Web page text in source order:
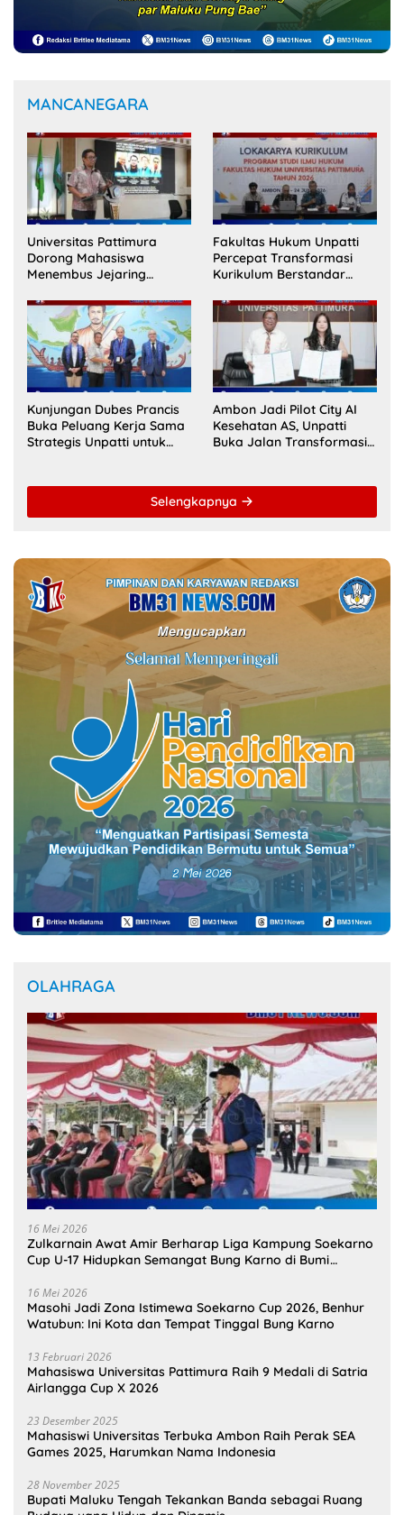
MANCANEGARA
Universitas Pattimura
Dorong Mahasiswa
Menembus Jejaring
Kolaborasi Diaspora
Indonesia
Fakultas Hukum Unpatti
Percepat Transformasi
Kurikulum Berstandar
Akreditasi ACQUIN
Kunjungan Dubes Prancis
Buka Peluang Kerja Sama
Strategis Unpatti untuk
Ambon Jadi Pilot City AI
Kesehatan AS, Unpatti
Buka Jalan Transformasi
Selengkapnya
OLAHRAGA
16 Mei 2026
Zulkarnain Awat Amir Berharap Liga Kampung Soekarno
Cup U-17 Hidupkan Semangat Bung Karno di Bumi
16 Mei 2026
Masohi Jadi Zona Istimewa Soekarno Cup 2026, Benhur
Watubun: Ini Kota dan Tempat Tinggal Bung Karno
13 Februari 2026
Mahasiswa Universitas Pattimura Raih 9 Medali di Satria
Airlangga Cup X 2026
23 Desember 2025
Mahasiswi Universitas Terbuka Ambon Raih Perak SEA
Games 2025, Harumkan Nama Indonesia
28 November 2025
Bupati Maluku Tengah Tekankan Banda sebagai Ruang